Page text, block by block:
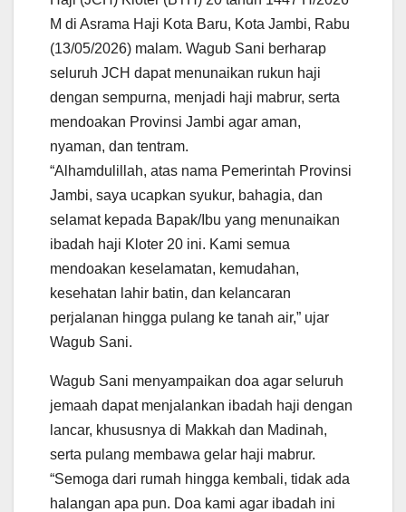
p
k
m
M di Asrama Haji Kota Baru, Kota Jambi, Rabu
(13/05/2026) malam. Wagub Sani berharap
seluruh JCH dapat menunaikan rukun haji
dengan sempurna, menjadi haji mabrur, serta
mendoakan Provinsi Jambi agar aman,
nyaman, dan tentram.
“Alhamdulillah, atas nama Pemerintah Provinsi
Jambi, saya ucapkan syukur, bahagia, dan
selamat kepada Bapak/Ibu yang menunaikan
ibadah haji Kloter 20 ini. Kami semua
mendoakan keselamatan, kemudahan,
kesehatan lahir batin, dan kelancaran
perjalanan hingga pulang ke tanah air,” ujar
Wagub Sani.
Wagub Sani menyampaikan doa agar seluruh
jemaah dapat menjalankan ibadah haji dengan
lancar, khususnya di Makkah dan Madinah,
serta pulang membawa gelar haji mabrur.
“Semoga dari rumah hingga kembali, tidak ada
halangan apa pun. Doa kami agar ibadah ini